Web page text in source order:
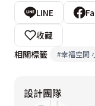
LINE
收藏
相關標籤
#幸福空間
設計團隊